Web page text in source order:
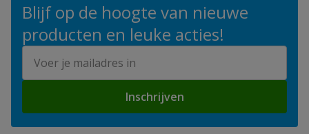
Blijf op de hoogte van nieuwe
producten en leuke acties!
Inschrijven